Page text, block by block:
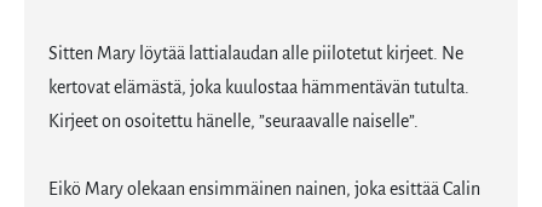
Sitten Mary löytää lattialaudan alle piilotetut kirjeet. Ne
kertovat elämästä, joka kuulostaa hämmentävän tutulta.
Kirjeet on osoitettu hänelle, ”seuraavalle naiselle”.
Eikö Mary olekaan ensimmäinen nainen, joka esittää Calin